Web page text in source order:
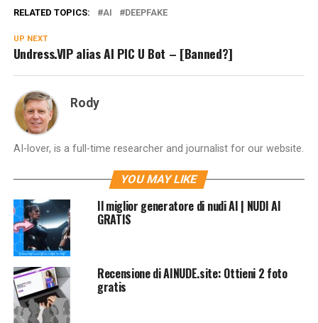
RELATED TOPICS: AI DEEPFAKE
UP NEXT
Undress.VIP alias AI PIC U Bot – [Banned?]
Rody
AI-lover, is a full-time researcher and journalist for our website.
YOU MAY LIKE
Il miglior generatore di nudi AI | NUDI AI
GRATIS
Recensione di AINUDE.site: Ottieni 2 foto
gratis